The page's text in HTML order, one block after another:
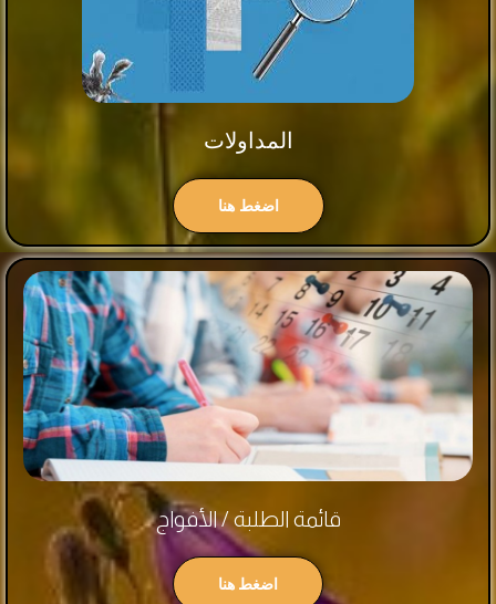
المداولات
اضغط هنا
قائمة الطلبة / الأفواج
اضغط هنا